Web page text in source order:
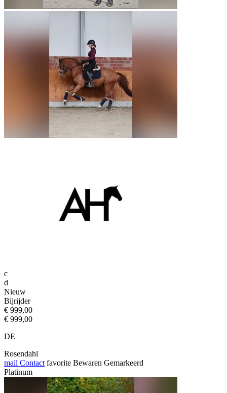
c
d
Nieuw
Bijrijder
€ 999,00
€ 999,00
DE
Rosendahl
mail Contact favorite Bewaren Gemarkeerd
Platinum